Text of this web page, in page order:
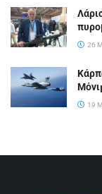
26
19